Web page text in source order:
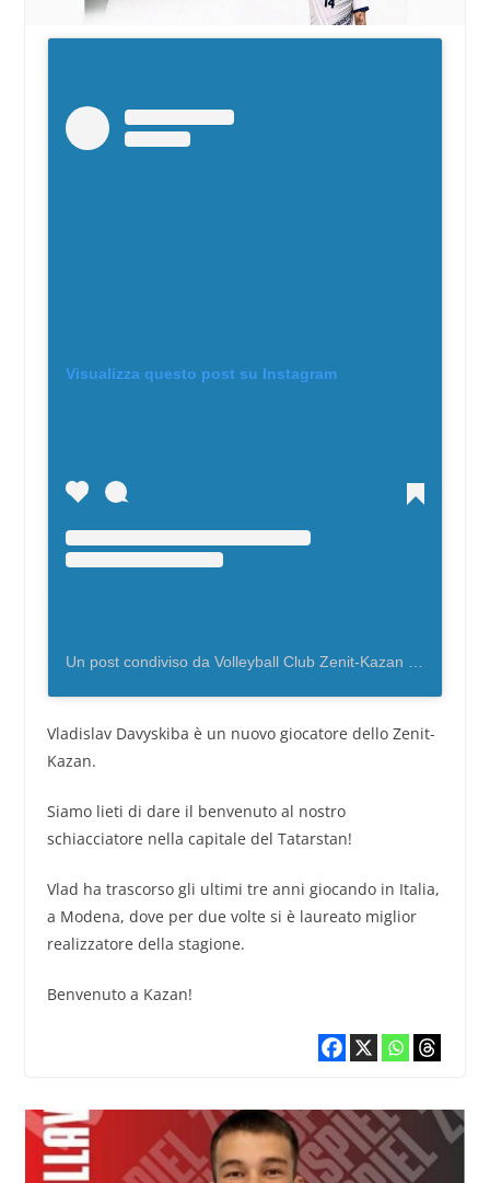
Visualizza questo post su Instagram
Un post condiviso da Volleyball Club Zenit-Kazan (@volleyzenit)
Vladislav Davyskiba è un nuovo giocatore dello Zenit-
Kazan.
Siamo lieti di dare il benvenuto al nostro
schiacciatore nella capitale del Tatarstan!
Vlad ha trascorso gli ultimi tre anni giocando in Italia,
a Modena, dove per due volte si è laureato miglior
realizzatore della stagione.
Benvenuto a Kazan!